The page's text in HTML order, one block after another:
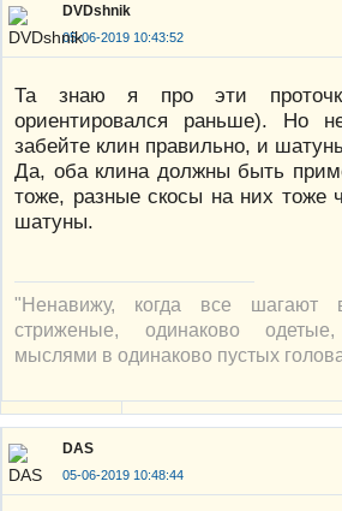
DVDshnik
05-06-2019 10:43:52
Та знаю я про эти
ориентировался раньше). Но
забейте клин правильно, и
Да, оба клина должны быть
тоже, разные скосы на них тоже
шатуны.
"Ненавижу, когда все шагают
стриженые, одинаково
мыслями в одинаково пустых
DAS
05-06-2019 10:48:44